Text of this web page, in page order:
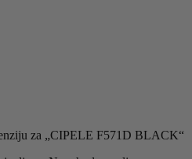
za „CIPELE F571D BLACK“